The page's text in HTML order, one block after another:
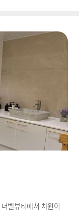
벨뷰티에서 차원이